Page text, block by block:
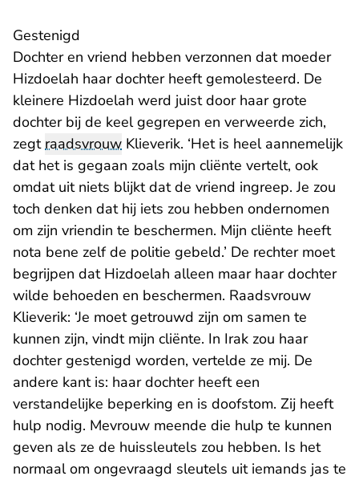
Gestenigd
Dochter en vriend hebben verzonnen dat moeder
Hizdoelah haar dochter heeft gemolesteerd. De
kleinere Hizdoelah werd juist door haar grote
dochter bij de keel gegrepen en verweerde zich,
zegtraadsvrouw Klieverik. ‘Het is heel aannemelijk
dat het is gegaan zoals mijn cliënte vertelt, ook
omdat uit niets blijkt dat de vriend ingreep. Je zou
toch denken dat hij iets zou hebben ondernomen
om zijn vriendin te beschermen. Mijn cliënte heeft
nota bene zelf de politie gebeld.’ De rechter moet
begrijpen dat Hizdoelah alleen maar haar dochter
wilde behoeden en beschermen. Raadsvrouw
Klieverik: ‘Je moet getrouwd zijn om samen te
kunnen zijn, vindt mijn cliënte. In Irak zou haar
dochter gestenigd worden, vertelde ze mij. De
andere kant is: haar dochter heeft een
verstandelijke beperking en is doofstom. Zij heeft
hulp nodig. Mevrouw meende die hulp te kunnen
geven als ze de huissleutels zou hebben. Is het
normaal om ongevraagd sleutels uit iemands jas te